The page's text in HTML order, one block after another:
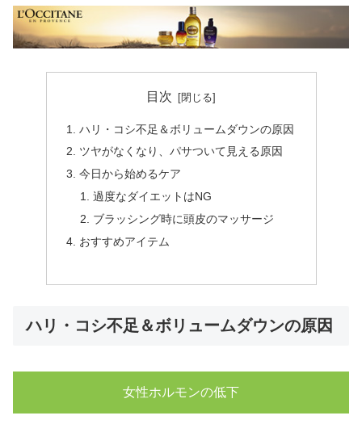
目次
ハリ・コシ不足＆ボリュームダウンの原因
ツヤがなくなり、パサついて見える原因
今日から始めるケア
過度なダイエットはNG
ブラッシング時に頭皮のマッサージ
おすすめアイテム
ハリ・コシ不足＆ボリュームダウンの原因
女性ホルモンの低下